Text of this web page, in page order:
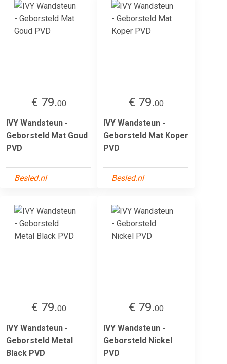
€ 79.00
IVY Wandsteun -
Geborsteld Mat Goud
PVD
Besled.nl
€ 79.00
IVY Wandsteun -
Geborsteld Mat Koper
PVD
Besled.nl
€ 79.00
IVY Wandsteun -
Geborsteld Metal
Black PVD
€ 79.00
IVY Wandsteun -
Geborsteld Nickel
PVD